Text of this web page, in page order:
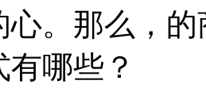
心。那么，
哪些？